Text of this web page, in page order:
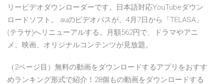
リービデオダウンローダーです。日本語対応YouTubeダウン
ロードソフト。 auのビデオパスが、4月7日から「TELASA」
(テラサ)へリニューアルする。月額562円で、ドラマやアニ
メ、映画、オリジナルコンテンツが見放題。
（2ページ目）無料の動画をダウンロードするアプリをおすす
めランキング形式で紹介！28個もの動画をダウンロードする